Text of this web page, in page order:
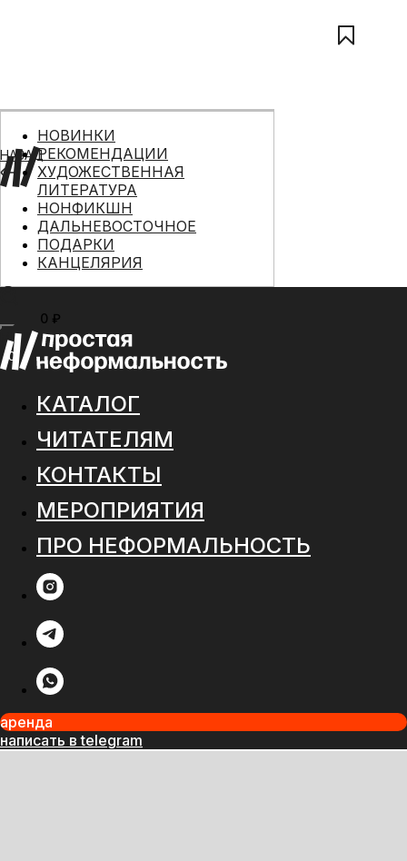
0 ₽
МЕНЮ
0
НАЗАД
НОВИНКИ
РЕКОМЕНДАЦИИ
ХУДОЖЕСТВЕННАЯ
ЛИТЕРАТУРА
НОНФИКШН
ДАЛЬНЕВОСТОЧНОЕ
ПОДАРКИ
КАНЦЕЛЯРИЯ
КАТАЛОГ
ЧИТАТЕЛЯМ
КОНТАКТЫ
МЕРОПРИЯТИЯ
ПРО НЕФОРМАЛЬНОСТЬ
аренда
написать в telegram